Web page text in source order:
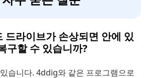
드라이브가 손상되면 안에 있
구할 수 있습니까?
습니다. 4ddig와 같은 프로그램으로